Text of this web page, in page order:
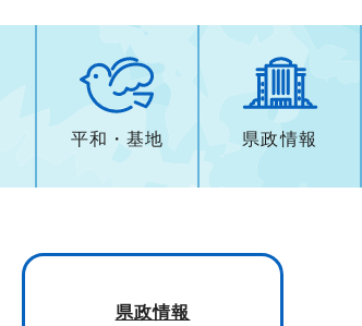
平和・基地 県政情報
県政情報